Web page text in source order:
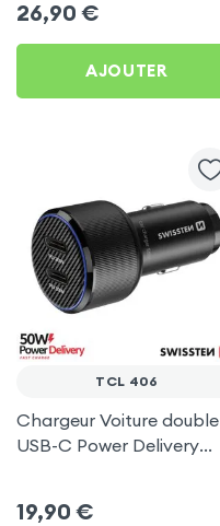
26,90 €
AJOUTER
TCL 406
Chargeur Voiture double
USB-C Power Delivery
19,90 €